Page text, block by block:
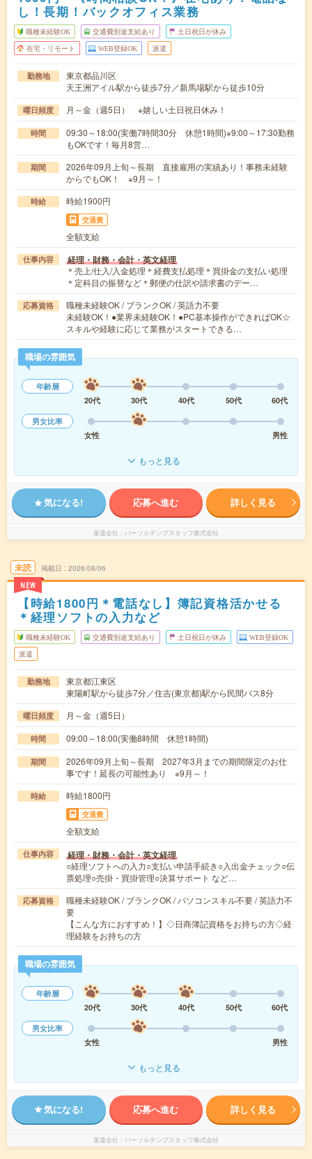
し！長期！バックオフィス業務
職種未経験OK 交通費別途支給あり 土日祝日が休み
在宅・リモート WEB登録OK 派遣
勤務地
東京都品川区
天王洲アイル駅から徒歩7分／新馬場駅から徒歩10分
曜日頻度 月～金（週5日） ※嬉しい土日祝日休み！
時間
09:30～18:00(実働7時間30分 休憩1時間)※9:00～17:30勤務
もOKです！毎月8営…
期間
2026年09月上旬～長期 直接雇用の実績あり！事務未経験
からでもOK！ ※9月～！
時給 時給1900円
交通費
全額支給
仕事内容 経理・財務・会計・英文経理
＊売上/仕入/入金処理＊経費支払処理＊買掛金の支払い処理
＊定科目の振替など＊郵便の仕訳や請求書のデー…
応募資格
職種未経験OK / ブランクOK / 英語力不要
未経験OK！●業界未経験OK！●PC基本操作ができればOK☆
スキルや経験に応じて業務がスタートできる…
職場の雰囲気
年齢層
20代
30代 40代 50代
60代
男女比率
女性
男性
もっと見る
気になる! 応募へ進む 詳しく見る
派遣会社 パーソルテンプスタッフ株式会社
未読
NEW
掲載日 2026/08/06
【時給1800円＊電話なし】簿記資格活かせる
＊経理ソフトの入力など
職種未経験OK 交通費別途支給あり 土日祝日が休み WEB登録OK
派遣
勤務地
東京都江東区
東陽町駅から徒歩7分／住吉(東京都)駅から民間バス8分
曜日頻度 月～金（週5日）
時間 09:00～18:00(実働8時間 休憩1時間)
期間
2026年09月上旬～長期 2027年3月までの期間限定のお仕
事です！延長の可能性あり ※9月～！
時給 時給1800円
交通費
全額支給
仕事内容 経理・財務・会計・英文経理
○経理ソフトへの入力○支払い申請手続き○入出金チェック○伝
票処理○売掛・買掛管理○決算サポート など…
応募資格
職種未経験OK / ブランクOK / パソコンスキル不要 / 英語力不
要
【こんな方におすすめ！】◇日商簿記資格をお持ちの方◇経
理経験をお持ちの方
職場の雰囲気
年齢層
20代
30代 40代 50代
60代
男女比率
女性
男性
もっと見る
気になる! 応募へ進む 詳しく見る
派遣会社 パーソルテンプスタッフ株式会社